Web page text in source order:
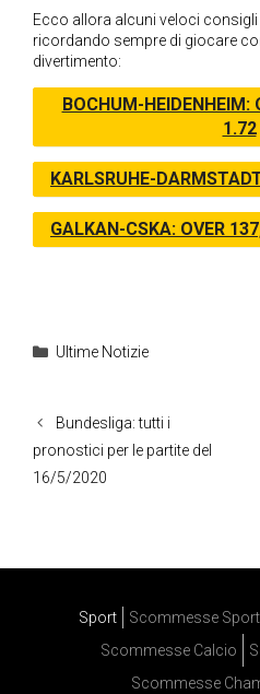
Ecco allora alcuni veloci consigli
ricordando sempre di giocare
divertimento:
BOCHUM-HEIDENHEIM:
1.72
KARLSRUHE-
GALKAN-CSKA: OVER
Categorie
Ultime Notizie
Bundesliga: tutti i
pronostici per le partite del
16/5/2020
Sport Scommesse
Scommesse Calcio
Scommesse